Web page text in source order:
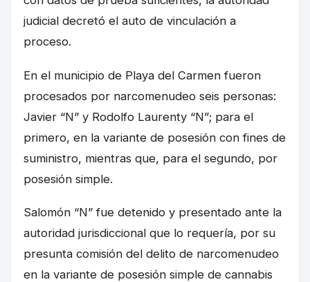
judicial decretó el auto de vinculación a
proceso.
En el municipio de Playa del Carmen fueron
procesados por narcomenudeo seis personas:
Javier “N” y Rodolfo Laurenty “N”; para el
primero, en la variante de posesión con fines de
suministro, mientras que, para el segundo, por
posesión simple.
Salomón “N” fue detenido y presentado ante la
autoridad jurisdiccional que lo requería, por su
presunta comisión del delito de narcomenudeo
en la variante de posesión simple de cannabis